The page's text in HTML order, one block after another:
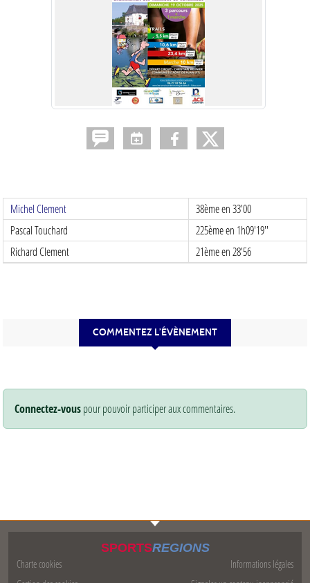
Michel Clement
38ème en 33'00
Pascal Touchard
225ème en 1h09'19''
Richard Clement
21ème en 28'56
COMMENTEZ L’ÉVÈNEMENT
Connectez-vouspour pouvoir participer aux commentaires.
SPORTSREGIONS
Charte cookies
Informations légales